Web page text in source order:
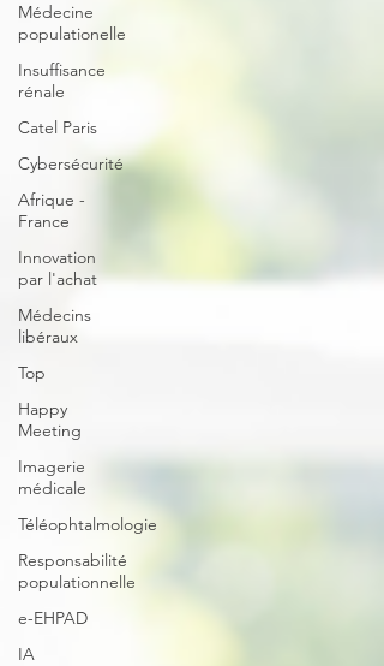
Médecine
populationelle
Insuffisance
rénale
Catel Paris
Cybersécurité
Afrique -
France
Innovation
par l'achat
Médecins
libéraux
Top
Happy
Meeting
Imagerie
médicale
Téléophtalmologie
Responsabilité
populationnelle
e-EHPAD
IA